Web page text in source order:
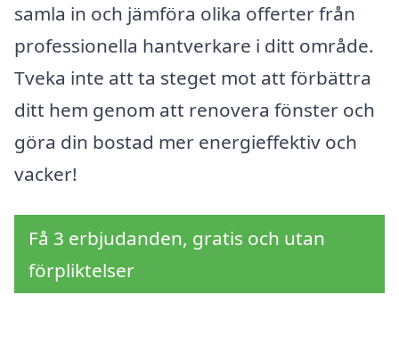
samla in och jämföra olika offerter från
professionella hantverkare i ditt område.
Tveka inte att ta steget mot att förbättra
ditt hem genom att renovera fönster och
göra din bostad mer energieffektiv och
vacker!
Få 3 erbjudanden, gratis och utan
förpliktelser